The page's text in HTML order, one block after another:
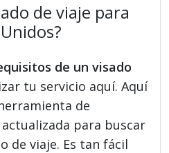
de viaje para
de un visado
tu servicio aquí. Aquí
de
para buscar
de viaje. Es tan fácil